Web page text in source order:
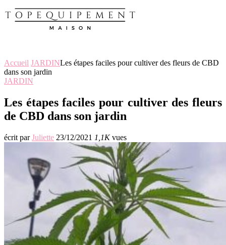
Accueil JARDINLes étapes faciles pour cultiver des fleurs de CBD
dans son jardin
JARDIN
Les étapes faciles pour cultiver des fleurs
de CBD dans son jardin
écrit parJuliette 23/12/2021 1,1Kvues